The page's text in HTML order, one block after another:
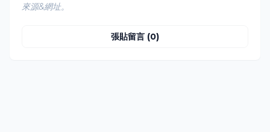
來源&網址。
張貼留言 (0)